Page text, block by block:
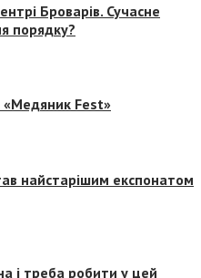
Броварів. Сучасне
порядку?
«Медяник Fest»
найстарішим експонатом
і треба робити у цей